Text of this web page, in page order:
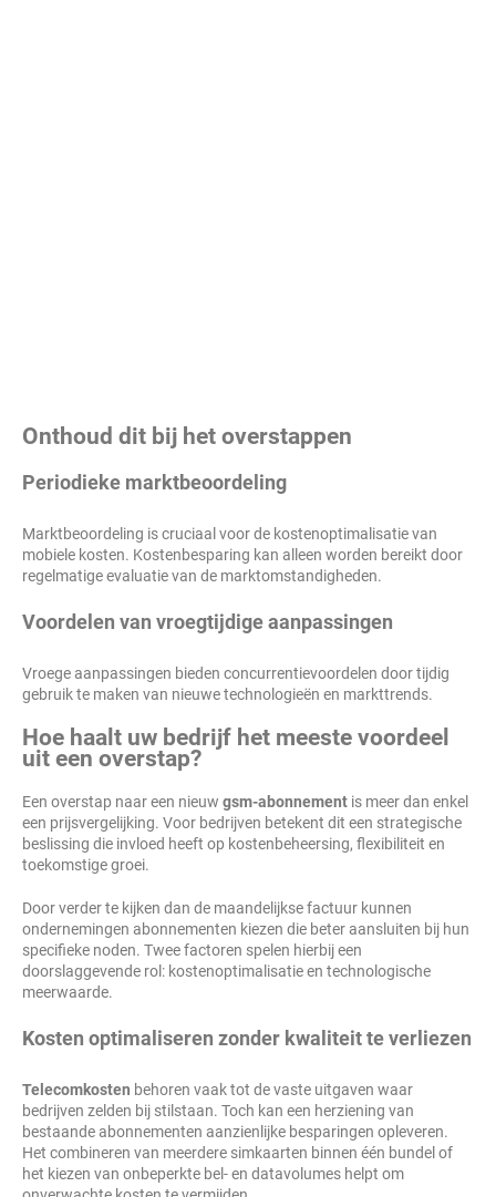
Onthoud dit bij het overstappen
Periodieke marktbeoordeling
Marktbeoordeling is cruciaal voor de kostenoptimalisatie van
mobiele kosten. Kostenbesparing kan alleen worden bereikt door
regelmatige evaluatie van de marktomstandigheden.
Voordelen van vroegtijdige aanpassingen
Vroege aanpassingen bieden concurrentievoordelen door tijdig
gebruik te maken van nieuwe technologieën en markttrends.
Hoe haalt uw bedrijf het meeste voordeel
uit een overstap?
Een overstap naar een nieuw gsm-abonnement is meer dan enkel
een prijsvergelijking. Voor bedrijven betekent dit een strategische
beslissing die invloed heeft op kostenbeheersing, flexibiliteit en
toekomstige groei.
Door verder te kijken dan de maandelijkse factuur kunnen
ondernemingen abonnementen kiezen die beter aansluiten bij hun
specifieke noden. Twee factoren spelen hierbij een
doorslaggevende rol: kostenoptimalisatie en technologische
meerwaarde.
Kosten optimaliseren zonder kwaliteit te verliezen
Telecomkosten behoren vaak tot de vaste uitgaven waar
bedrijven zelden bij stilstaan. Toch kan een herziening van
bestaande abonnementen aanzienlijke besparingen opleveren.
Het combineren van meerdere simkaarten binnen één bundel of
het kiezen van onbeperkte bel- en datavolumes helpt om